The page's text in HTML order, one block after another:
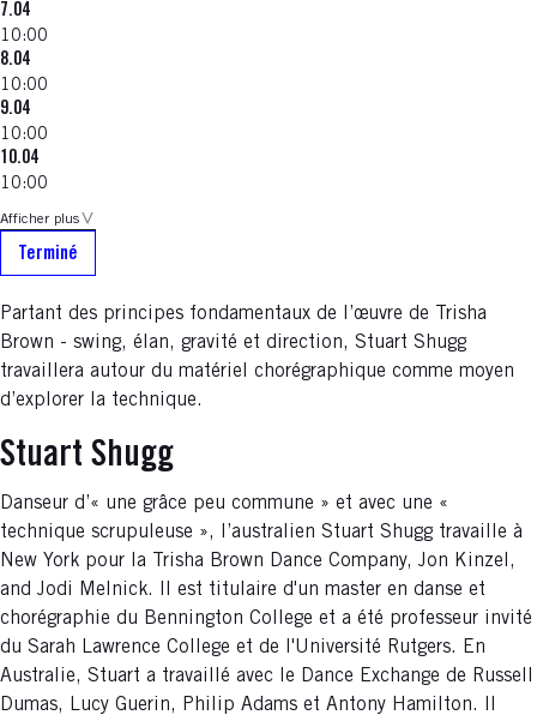
7.04
10:00
8.04
10:00
9.04
10:00
10.04
10:00
Afficher plus
Terminé
Partant des principes fondamentaux de l’œuvre de Trisha
Brown - swing, élan, gravité et direction, Stuart Shugg
travaillera autour du matériel chorégraphique comme moyen
d’explorer la technique.
Stuart Shugg
Danseur d’« une grâce peu commune » et avec une «
technique scrupuleuse », l’australien Stuart Shugg travaille à
New York pour la Trisha Brown Dance Company, Jon Kinzel,
and Jodi Melnick. Il est titulaire d'un master en danse et
chorégraphie du Bennington College et a été professeur invité
du Sarah Lawrence College et de l'Université Rutgers. En
Australie, Stuart a travaillé avec le Dance Exchange de Russell
Dumas, Lucy Guerin, Philip Adams et Antony Hamilton. Il